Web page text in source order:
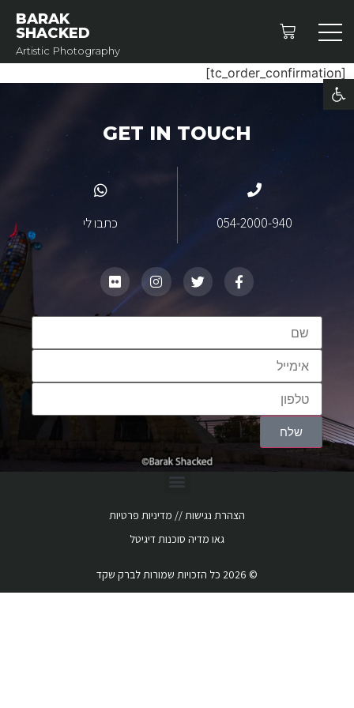
BARAK
SHACKED
Artistic Photography
[tc_order_confirmation]
GET IN TOUCH
054-2000-940 כתבו לי
שלח
הצהרת נגישות‏ // מדיניות פרטיות
גאו מדיה סוכנות דיגיטל
© 2026 כל הזכויות שמורות לברק שקד
פתח סרגל נגישות